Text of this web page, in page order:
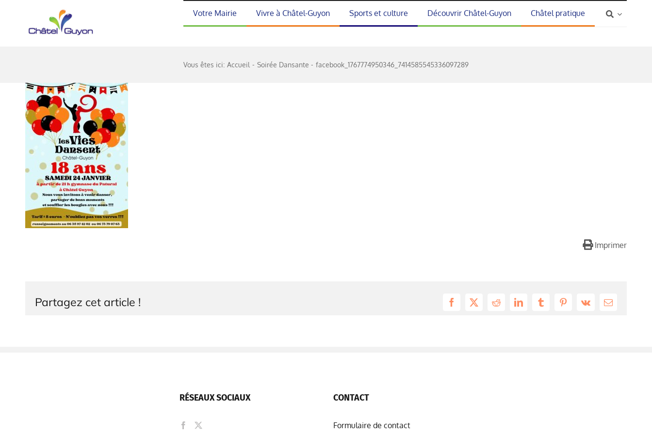
Votre Mairie Vivre à Châtel-Guyon Sports et culture Découvrir Châtel-Guyon Châtel pratique
Vous êtes ici: Accueil Soirée Dansante facebook_1767774950346_7414585545336097289
Imprimer
Partagez cet article ! Facebook
X RedditLinkedInTumblrPinterest
Vk Email
RÉSEAUX SOCIAUX CONTACT
Formulaire de contact